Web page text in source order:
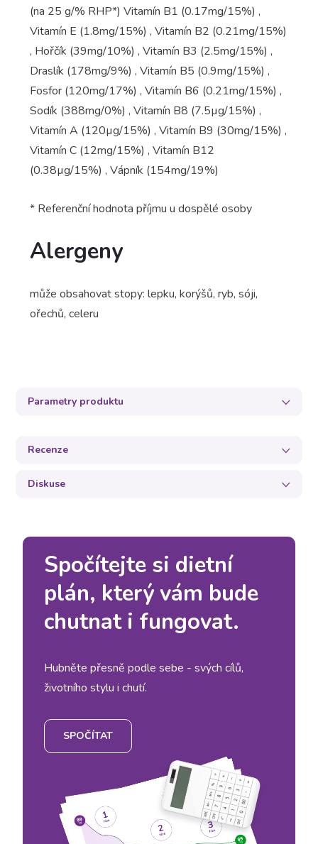
(na 25 g/% RHP*) Vitamín B1 (0.17mg/15%) ,
Vitamín E (1.8mg/15%) , Vitamín B2 (0.21mg/15%)
, Hořčík (39mg/10%) , Vitamín B3 (2.5mg/15%) ,
Draslík (178mg/9%) , Vitamín B5 (0.9mg/15%) ,
Fosfor (120mg/17%) , Vitamín B6 (0.21mg/15%) ,
Sodík (388mg/0%) , Vitamín B8 (7.5µg/15%) ,
Vitamín A (120µg/15%) , Vitamín B9 (30mg/15%) ,
Vitamín C (12mg/15%) , Vitamín B12
(0.38µg/15%) , Vápník (154mg/19%)
* Referenční hodnota příjmu u dospělé osoby
Alergeny
může obsahovat stopy: lepku, korýšů, ryb, sóji,
ořechů, celeru
Parametry produktu
Recenze
Diskuse
Spočítejte si dietní
plán, který vám bude
chutnat i fungovat.
Hubněte přesně podle sebe - svých cílů,
životního stylu i chutí.
SPOČÍTAT